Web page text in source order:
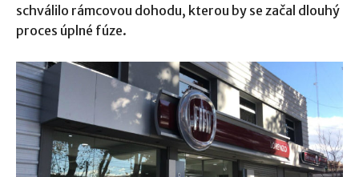
schválilo rámcovou dohodu, kterou by se začal dlouhý
proces úplné fúze.